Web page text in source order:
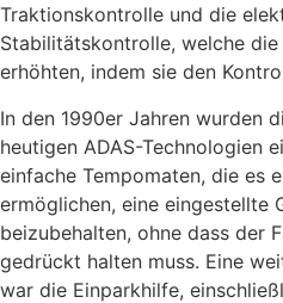
Traktionskontrolle und die
Stabilitätskontrolle, welche
erhöhten, indem sie den
In den 1990er Jahren wurden
heutigen ADAS-Technologien
einfache Tempomaten, die es
ermöglichen, eine eingestellte
beizubehalten, ohne dass der
gedrückt halten muss. Eine
war die Einparkhilfe,